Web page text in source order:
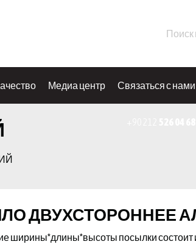
Медиа центр Связаться с нами
ДВУХСТОРОННЕЕ
ширины*длины*высоты посылки состоит